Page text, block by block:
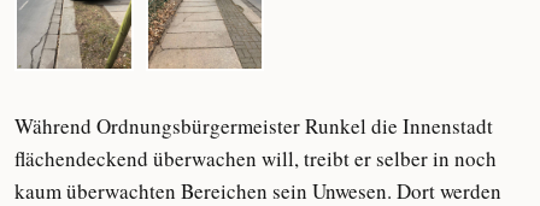
Während Ordnungsbürgermeister Runkel die Innenstadt
flächendeckend überwachen will, treibt er selber in noch
kaum überwachten Bereichen sein Unwesen. Dort werden